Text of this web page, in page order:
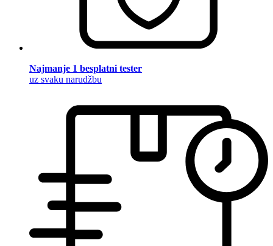
Najmanje 1 besplatni tester
uz svaku narudžbu